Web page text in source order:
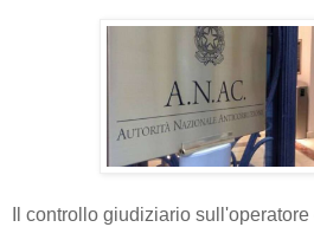
Il controllo giudiziario